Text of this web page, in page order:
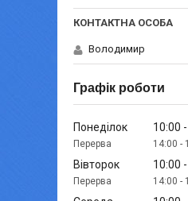
Володимир
Графік роботи
Понеділок 10:00
14:00
Вівторок 10:00
14:00